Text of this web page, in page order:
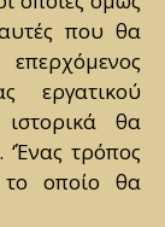
που θα
εργατικού
θα
τρόπος
το οποίο θα